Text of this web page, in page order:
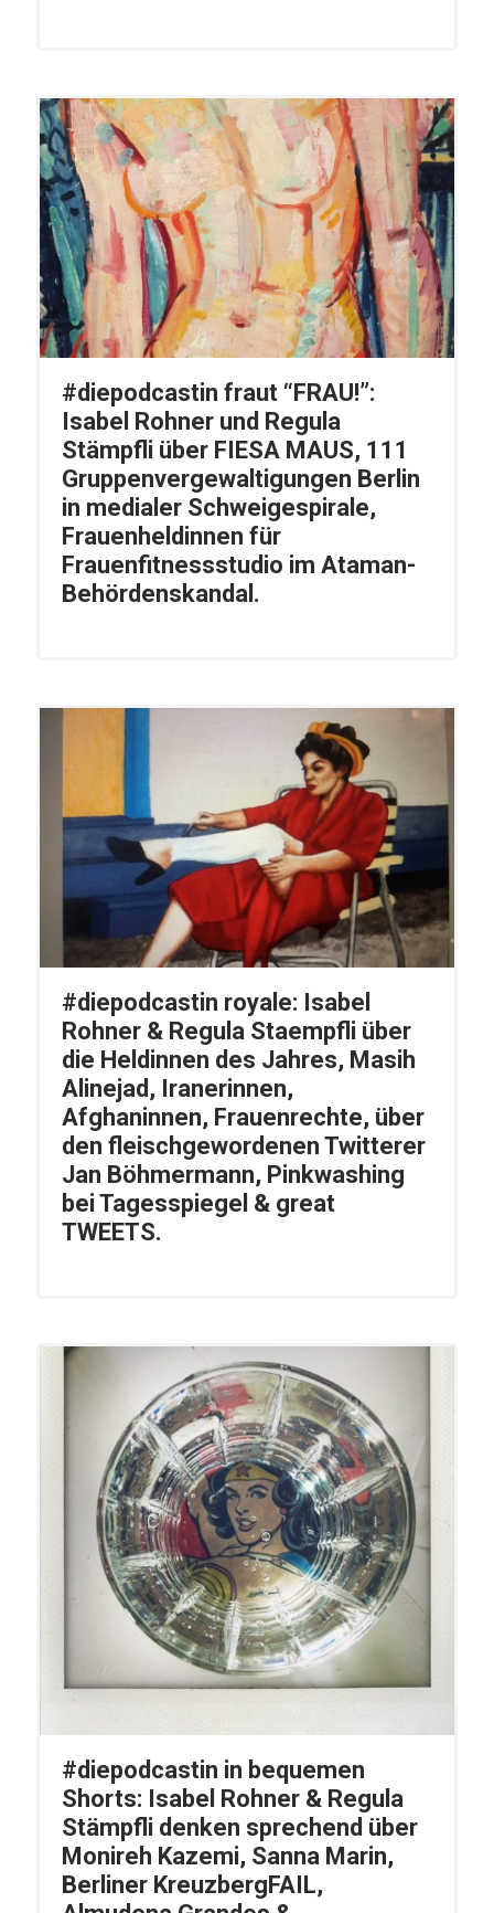
#diepodcastin fraut “FRAU!”:
Isabel Rohner und Regula
Stämpfli über FIESA MAUS, 111
Gruppenvergewaltigungen Berlin
in medialer Schweigespirale,
Frauenheldinnen für
Frauenfitnessstudio im Ataman-
Behördenskandal.
#diepodcastin royale: Isabel
Rohner & Regula Staempfli über
die Heldinnen des Jahres, Masih
Alinejad, Iranerinnen,
Afghaninnen, Frauenrechte, über
den fleischgewordenen Twitterer
Jan Böhmermann, Pinkwashing
bei Tagesspiegel & great
TWEETS.
#diepodcastin in bequemen
Shorts: Isabel Rohner & Regula
Stämpfli denken sprechend über
Monireh Kazemi, Sanna Marin,
Berliner KreuzbergFAIL,